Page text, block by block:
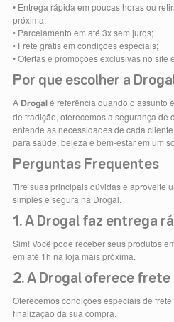
• Entrega rápida em poucas horas ou
próxima;
• Parcelamento em até 3x sem juros;
• Frete grátis em condições especiais;
• Ofertas e promoções exclusivas no site
Por que escolher a
A Drogal é referência quando o assunto
de tradição, oferecemos a segurança de
entende as necessidades de cada
para saúde, beleza e bem-estar em um
Perguntas Frequentes
Tire suas principais dúvidas e aproveite
simples e segura na Drogal.
1. A Drogal faz entrega
Sim! Você pode receber seus produtos
em até 1h na loja mais próxima.
2. A Drogal oferece
Oferecemos condições especiais de
finalização da sua compra.